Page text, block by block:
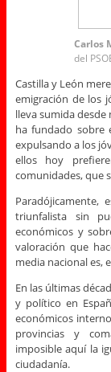
Carlos
del
Castilla y León
emigración de los
lleva sumida desde
ha fundado sobre
expulsando a los
ellos hoy
comunidades, que
Paradójicamente,
triunfalista sin
económicos y
valoración que
media nacional es,
En las últimas
y político en
económicos
provincias y
imposible aquí la
ciudadanía.